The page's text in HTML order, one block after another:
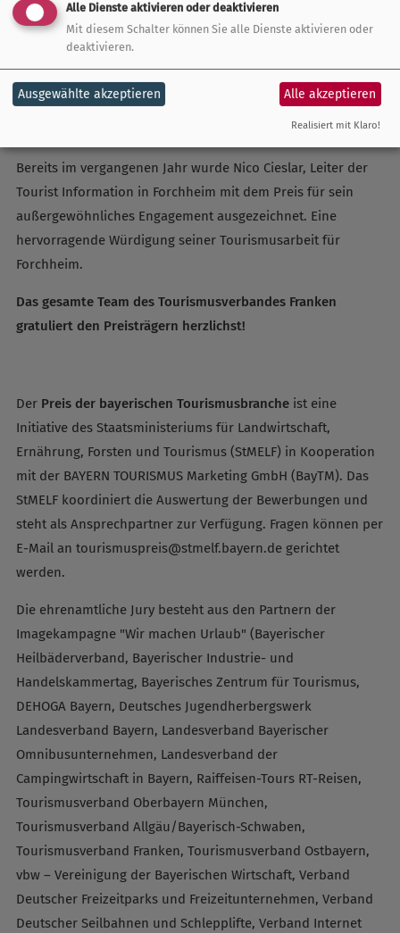
Die Preisverleihung 2025 erfolgte im Rahmen eines
„Nachwuchspreis“ wurden die Jungs der Rhönmomente
ausgezeichnet. Damit werden besonders kreative Ideen der
Bereits im vergangenen Jahr wurde Nico Cieslar, Leiter der
Tourist Information in Forchheim mit dem Preis für sein
außergewöhnliches Engagement ausgezeichnet. Eine
hervorragende Würdigung seiner Tourismusarbeit für
Forchheim.
Das gesamte Team des Tourismusverbandes Franken
gratuliert den Preisträgern herzlichst!
Der Preis der bayerischen Tourismusbrancheist eine
Initiative des Staatsministeriums für Landwirtschaft,
Ernährung, Forsten und Tourismus (StMELF) in Kooperation
mit der BAYERN TOURISMUS Marketing GmbH (BayTM). Das
StMELF koordiniert die Auswertung der Bewerbungen und
steht als Ansprechpartner zur Verfügung. Fragen können per
E-Mail an tourismuspreis@stmelf.bayern.de gerichtet
werden.
Die ehrenamtliche Jury besteht aus den Partnern der
Imagekampagne "Wir machen Urlaub" (Bayerischer
Heilbäderverband, Bayerischer Industrie- und
Handelskammertag, Bayerisches Zentrum für Tourismus,
DEHOGA Bayern, Deutsches Jugendherbergswerk
Landesverband Bayern, Landesverband Bayerischer
Omnibusunternehmen, Landesverband der
Campingwirtschaft in Bayern, Raiffeisen-Tours RT-Reisen,
Tourismusverband Oberbayern München,
Tourismusverband Allgäu/Bayerisch-Schwaben,
Tourismusverband Franken, Tourismusverband Ostbayern,
vbw – Vereinigung der Bayerischen Wirtschaft, Verband
Deutscher Freizeitparks und Freizeitunternehmen, Verband
Deutscher Seilbahnen und Schlepplifte, Verband Internet
Alle Dienste aktivieren oder deaktivieren
Mit diesem Schalter können Sie alle Dienste aktivieren oder
deaktivieren.
Ausgewählte akzeptieren Alle akzeptieren
Realisiert mit Klaro!